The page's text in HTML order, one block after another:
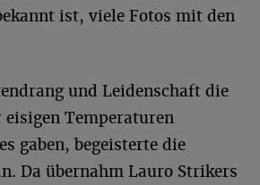
ist, viele Fotos mit den
und Leidenschaft die
Temperaturen
gaben, begeisterte die
Da übernahm Lauro Strikers